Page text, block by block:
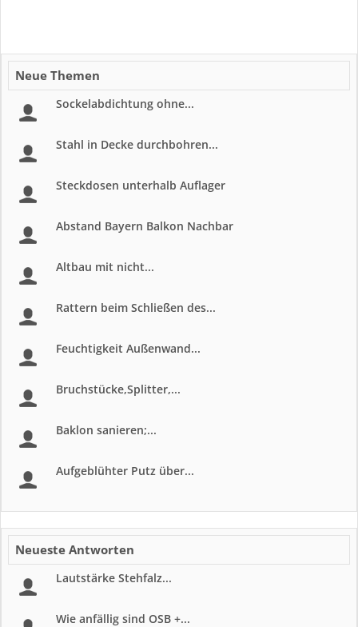
Neue Themen
Sockelabdichtung ohne...
Stahl in Decke durchbohren...
Steckdosen unterhalb Auflager
Abstand Bayern Balkon Nachbar
Altbau mit nicht...
Rattern beim Schließen des...
Feuchtigkeit Außenwand...
Bruchstücke,Splitter,...
Baklon sanieren;...
Aufgeblühter Putz über...
Neueste Antworten
Lautstärke Stehfalz...
Wie anfällig sind OSB +...